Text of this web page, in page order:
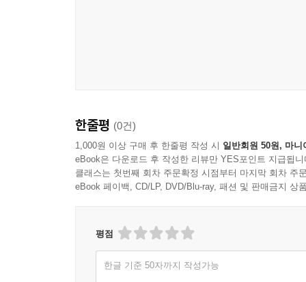
한줄평 (0건)
1,000원 이상 구매 후 한줄평 작성 시 일반회원 50원, 마니
eBook은 다운로드 후 작성한 리뷰만 YES포인트 지급됩니
클래스는 첫번째 회차 주문확정 시점부터 마지막 회차 주
eBook 페이백, CD/LP, DVD/Blu-ray, 패션 및 판매금지 상
평점
한글 기준 50자까지 작성가능